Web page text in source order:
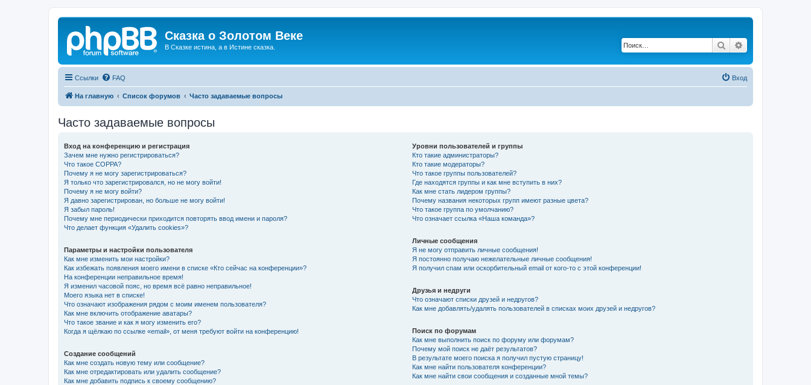
Сказка о Золотом Веке
В Сказке истина, а в Истине сказка. Поиск
Ссылки FAQ Вход
На главную Список форумов Часто задаваемые вопросы
Часто задаваемые вопросы
Вход на конференцию и регистрация
Зачем мне нужно регистрироваться?
Что такое COPPA?
Почему я не могу зарегистрироваться?
Я только что зарегистрировался, но не могу войти!
Почему я не могу войти?
Я давно зарегистрирован, но больше не могу войти!
Я забыл пароль!
Почему мне периодически приходится повторять ввод имени и пароля?
Что делает функция «Удалить cookies»?
Параметры и настройки пользователя
Как мне изменить мои настройки?
Как избежать появления моего имени в списке «Кто сейчас на конференции»?
На конференции неправильное время!
Я изменил часовой пояс, но время всё равно неправильное!
Моего языка нет в списке!
Что означают изображения рядом с моим именем пользователя?
Как мне включить отображение аватары?
Что такое звание и как я могу изменить его?
Когда я щёлкаю по ссылке «email», от меня требуют войти на конференцию!
Создание сообщений
Как мне создать новую тему или сообщение?
Как мне отредактировать или удалить сообщение?
Как мне добавить подпись к своему сообщению?
Уровни пользователей и группы
Кто такие администраторы?
Кто такие модераторы?
Что такое группы пользователей?
Где находятся группы и как мне вступить в них?
Как мне стать лидером группы?
Почему названия некоторых групп имеют разные цвета?
Что такое группа по умолчанию?
Что означает ссылка «Наша команда»?
Личные сообщения
Я не могу отправить личные сообщения!
Я постоянно получаю нежелательные личные сообщения!
Я получил спам или оскорбительный email от кого-то с этой конференции!
Друзья и недруги
Что означают списки друзей и недругов?
Как мне добавлять/удалять пользователей в списках моих друзей и недругов?
Поиск по форумам
Как мне выполнить поиск по форуму или форумам?
Почему мой поиск не даёт результатов?
В результате моего поиска я получил пустую страницу!
Как мне найти пользователя конференции?
Как мне найти свои сообщения и созданные мной темы?